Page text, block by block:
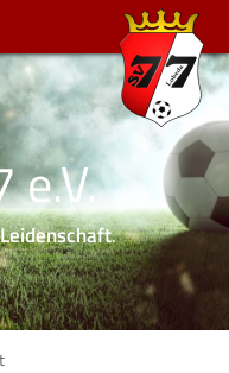
e.V.
Leidenschaft.